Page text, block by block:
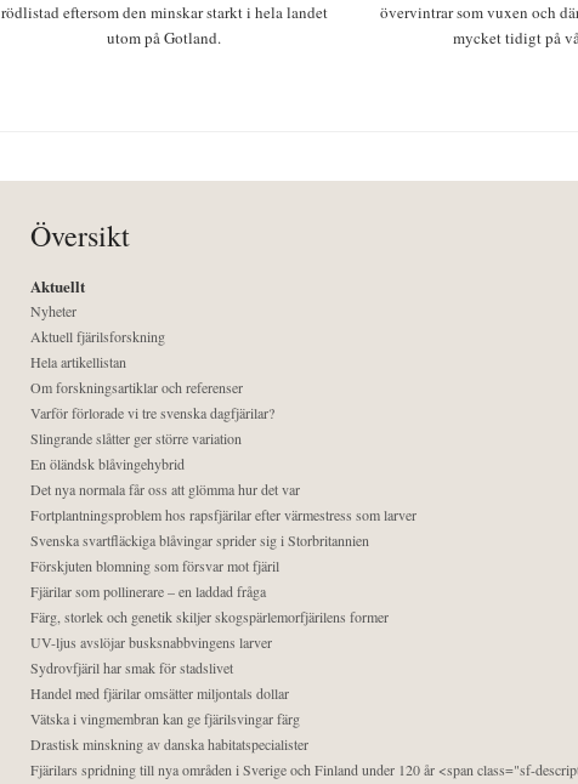
rödlistad eftersom den minskar starkt i hela landet
utom på Gotland.
övervintrar som vuxen och
mycket tidigt på
Översikt
Aktuellt
Nyheter
Aktuell fjärilsforskning
Hela artikellistan
Om forskningsartiklar och referenser
Varför förlorade vi tre svenska dagfjärilar?
Slingrande slåtter ger större variation
En öländsk blåvingehybrid
Det nya normala får oss att glömma hur det var
Fortplantningsproblem hos rapsfjärilar efter värmestress som larver
Svenska svartfläckiga blåvingar sprider sig i Storbritannien
Förskjuten blomning som försvar mot fjäril
Fjärilar som pollinerare – en laddad fråga
Färg, storlek och genetik skiljer skogspärlemorfjärilens former
UV-ljus avslöjar busksnabbvingens larver
Sydrovfjäril har smak för stadslivet
Handel med fjärilar omsätter miljontals dollar
Vätska i vingmembran kan ge fjärilsvingar färg
Drastisk minskning av danska habitatspecialister
Fjärilars spridning till nya områden i Sverige och Finland under 120 år <span class="sf-